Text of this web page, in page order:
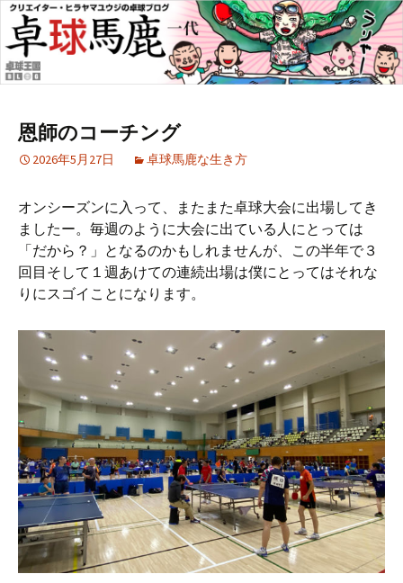
恩師のコーチング
2026年5月27日 卓球馬鹿な生き方
オンシーズンに入って、またまた卓球大会に出場してき
ましたー。毎週のように大会に出ている人にとっては
「だから？」となるのかもしれませんが、この半年で３
回目そして１週あけての連続出場は僕にとってはそれな
りにスゴイことになります。